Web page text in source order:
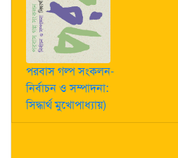
পরবাস গল্প সংকলন-
নির্বাচন ও সম্পাদনা:
সিদ্ধার্থ মুখোপাধ্যায়)